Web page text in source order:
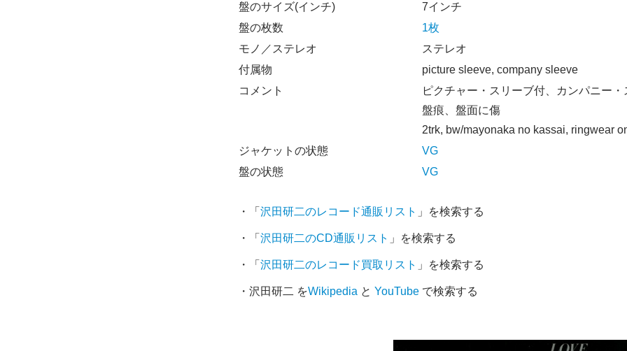
盤のサイズ(インチ)
7インチ
盤の枚数
1枚
モノ／ステレオ
ステレオ
付属物
picture sleeve, company sleeve
コメント
ピクチャー・スリーブ付、カンパニー
盤痕、盤面に傷
2trk, bw/mayonaka no kassai, ringwear
ジャケットの状態
VG
盤の状態
VG
・「 沢田研二のレコード通販リスト 」を検索する
・「 沢田研二のCD通販リスト 」を検索する
・「 沢田研二のレコード買取リスト 」を検索する
・沢田研二 をWikipedia と YouTube で検索する